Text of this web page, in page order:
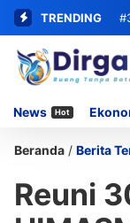
TRENDING
News Hot
Beranda / Berita
Reuni